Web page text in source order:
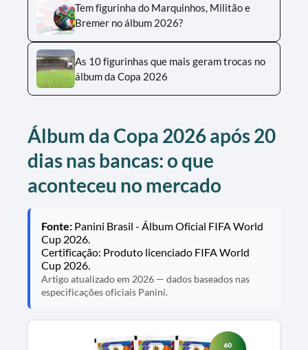
Tem figurinha do Marquinhos, Militão e
Bremer no álbum 2026?
As 10 figurinhas que mais geram trocas no
álbum da Copa 2026
Álbum da Copa 2026 após 20
dias nas bancas: o que
aconteceu no mercado
Fonte: Panini Brasil - Álbum Oficial FIFA World
Cup 2026.
Certificação: Produto licenciado FIFA World
Cup 2026.
Artigo atualizado em 2026 — dados baseados nas
especificações oficiais Panini.